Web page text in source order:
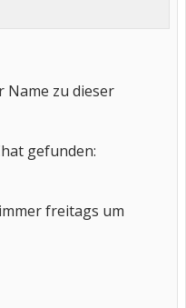
Name zu dieser
gefunden:
immer freitags um